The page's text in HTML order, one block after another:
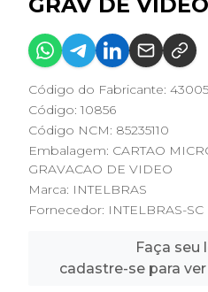
Código do Fabricante:
Código: 10856
Código NCM: 85235110
Embalagem: CARTAO
GRAVACAO DE VIDEO
Marca: INTELBRAS
Fornecedor: INTELBRAS-SC
Faça seu
cadastre-se para